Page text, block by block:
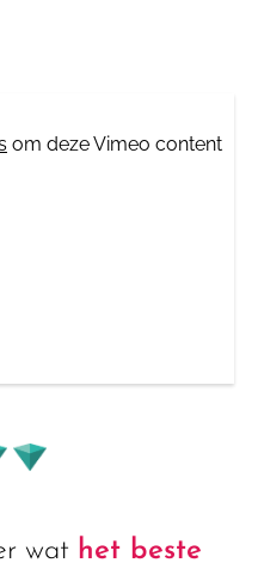
om deze Vimeo content
wat het beste